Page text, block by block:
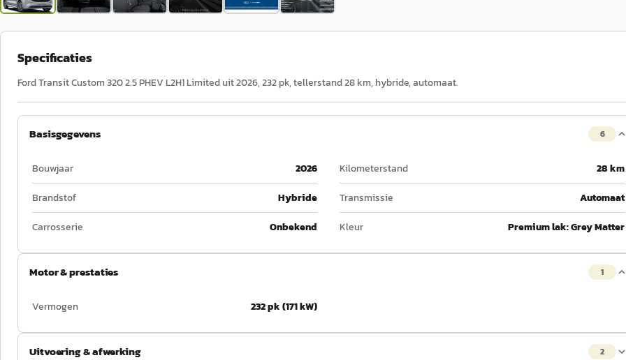
Specificaties
Ford Transit Custom 320 2.5 PHEV L2H1 Limited uit 2026, 232 pk, tellerstand 28 km, hybride, automaat.
Basisgegevens 6
Bouwjaar 2026 Kilometerstand
28 km
Brandstof
Hybride Transmissie
Automaat
Carrosserie
Onbekend Kleur Premium lak: Grey Matter
Motor & prestaties 1
Vermogen 232 pk (171 kW)
Uitvoering & afwerking 2